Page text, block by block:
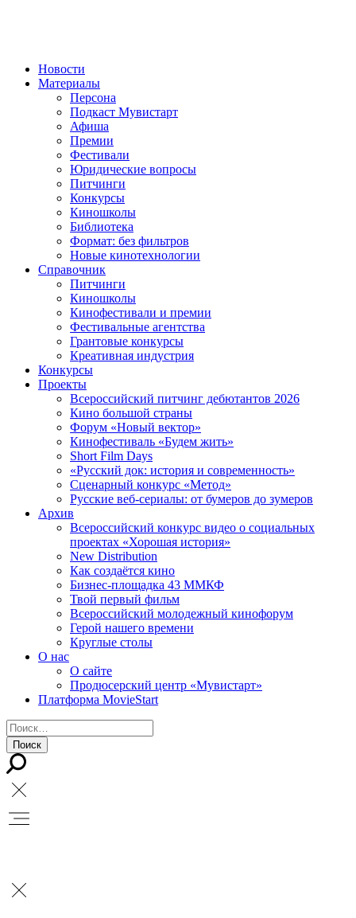
Новости
Материалы
Персона
Подкаст Мувистарт
Афиша
Премии
Фестивали
Юридические вопросы
Питчинги
Конкурсы
Киношколы
Библиотека
Формат: без фильтров
Новые кинотехнологии
Справочник
Питчинги
Киношколы
Кинофестивали и премии
Фестивальные агентства
Грантовые конкурсы
Креативная индустрия
Конкурсы
Проекты
Всероссийский питчинг дебютантов 2026
Кино большой страны
Форум «Новый вектор»
Кинофестиваль «Будем жить»
Short Film Days
«Русский док: история и современность»
Сценарный конкурс «Метод»
Русские веб-сериалы: от бумеров до зумеров
Архив
Всероссийский конкурс видео о социальных
проектах «Хорошая история»
New Distribution
Как создаётся кино
Бизнес-площадка 43 ММКФ
Твой первый фильм
Всероссийский молодежный кинофорум
Герой нашего времени
Круглые столы
О нас
О сайте
Продюсерский центр «Мувистарт»
Платформа MovieStart